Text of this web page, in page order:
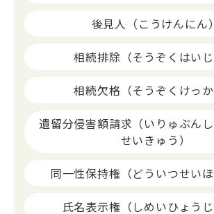
後見人（こうけんにん）
相続排除（そうぞくはいじ
相続欠格（そうぞくけっか
遺留分侵害額請求（いりゅぶん
せいきゅう）
同一性保持権（どういつせいほ
氏名表示権（しめいひょうじ